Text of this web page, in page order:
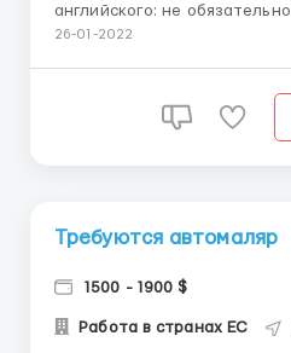
английского: не обязательно • Опыт работы: не
обязательно Обязанности: • Посадка елок • Посадка
26-01-2022
Требуются автомаляр
1500 - 1900 $
Работа в странах ЕС